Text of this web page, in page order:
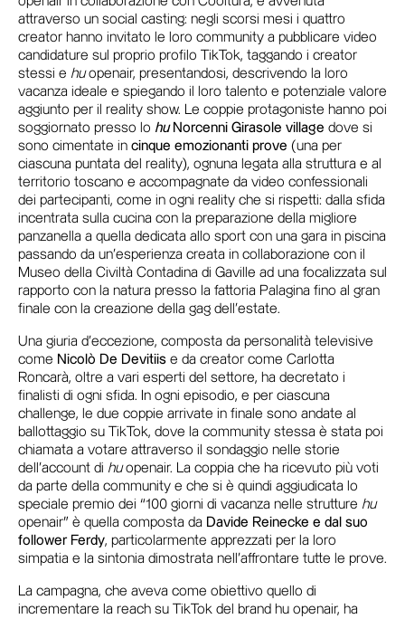
attraverso un social casting: negli scorsi mesi i quattro
creator hanno invitato le loro community a pubblicare video
candidature sul proprio profilo TikTok, taggando i creator
stessi e huopenair, presentandosi, descrivendo la loro
vacanza ideale e spiegando il loro talento e potenziale valore
aggiunto per il reality show. Le coppie protagoniste hanno poi
soggiornato presso lo huNorcenni Girasole village dove si
sono cimentate in cinque emozionanti prove (una per
ciascuna puntata del reality), ognuna legata alla struttura e al
territorio toscano e accompagnate da video confessionali
dei partecipanti, come in ogni reality che si rispetti: dalla sfida
incentrata sulla cucina con la preparazione della migliore
panzanella a quella dedicata allo sport con una gara in piscina
passando da un’esperienza creata in collaborazione con il
Museo della Civiltà Contadina di Gaville ad una focalizzata sul
rapporto con la natura presso la fattoria Palagina fino al gran
finale con la creazione della gag dell’estate.
Una giuria d’eccezione, composta da personalità televisive
come Nicolò De Devitiis e da creator come Carlotta
Roncarà, oltre a vari esperti del settore, ha decretato i
finalisti di ogni sfida. In ogni episodio, e per ciascuna
challenge, le due coppie arrivate in finale sono andate al
ballottaggio su TikTok, dove la community stessa è stata poi
chiamata a votare attraverso il sondaggio nelle storie
dell’account di huopenair. La coppia che ha ricevuto più voti
da parte della community e che si è quindi aggiudicata lo
speciale premio dei “100 giorni di vacanza nelle strutture hu
openair” è quella composta da Davide Reinecke e dal suo
follower Ferdy, particolarmente apprezzati per la loro
simpatia e la sintonia dimostrata nell’affrontare tutte le prove.
La campagna, che aveva come obiettivo quello di
incrementare la reach su TikTok del brand hu openair, ha